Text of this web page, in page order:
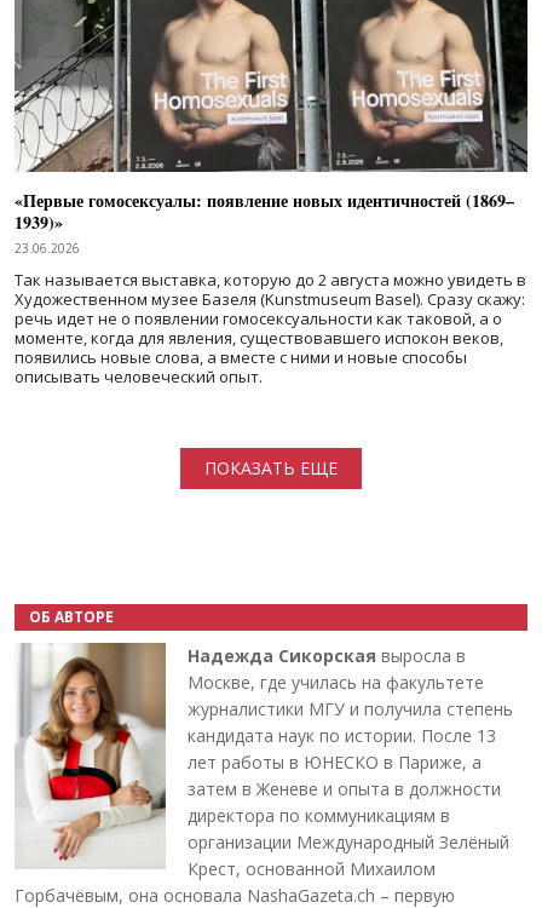
«Первые гомосексуалы: появление новых идентичностей (1869–
1939)»
23.06.2026
Так называется выставка, которую до 2 августа можно увидеть в
Художественном музее Базеля (Kunstmuseum Basel). Сразу скажу:
речь идет не о появлении гомосексуальности как таковой, а о
моменте, когда для явления, существовавшего испокон веков,
появились новые слова, а вместе с ними и новые способы
описывать человеческий опыт.
ПОКАЗАТЬ ЕЩЕ
ОБ АВТОРЕ
Надежда Сикорская выросла в
Москве, где училась на факультете
журналистики МГУ и получила степень
кандидата наук по истории. После 13
лет работы в ЮНЕСКО в Париже, а
затем в Женеве и опыта в должности
директора по коммуникациям в
организации Международный Зелёный
Крест, основанной Михаилом
Горбачёвым, она основала NashaGazeta.ch – первую